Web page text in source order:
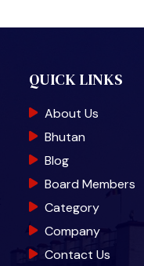
QUICK LINKS
About Us
Bhutan
Blog
Board Members
Category
Company
Contact Us